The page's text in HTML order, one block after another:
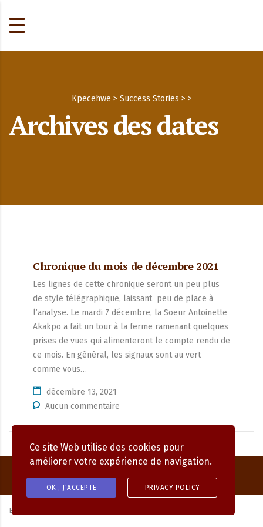
Archives des dates
Kpecehwe > Success Stories > >
Chronique du mois de décembre 2021
Les lignes de cette chronique seront un peu plus
de style télégraphique, laissant peu de place à
l’analyse. Le mardi 7 décembre, la Soeur Antoinette
Akakpo a fait un tour à la ferme ramenant quelques
prises de vues qui alimenteront le compte rendu de
ce mois. En général, les signaux sont au vert
comme vous…
décembre 13, 2021
Aucun commentaire
By
Ce site Web utilise des cookies pour
améliorer votre expérience de navigation.
OK , J'ACCEPTE PRIVACY POLICY